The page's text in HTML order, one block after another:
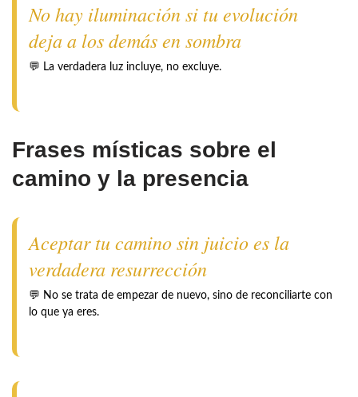
No hay iluminación si tu evolución
deja a los demás en sombra
💬 La verdadera luz incluye, no excluye.
Frases místicas sobre el
camino y la presencia
Aceptar tu camino sin juicio es la
verdadera resurrección
💬 No se trata de empezar de nuevo, sino de reconciliarte con
lo que ya eres.